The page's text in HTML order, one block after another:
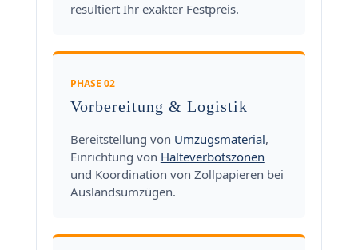
resultiert Ihr exakter Festpreis.
PHASE 02
Vorbereitung & Logistik
Bereitstellung von Umzugsmaterial,
Einrichtung von Halteverbotszonen
und Koordination von Zollpapieren bei
Auslandsumzügen.